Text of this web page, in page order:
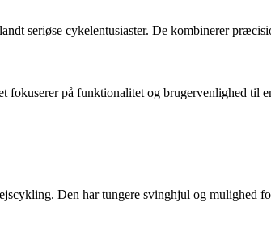
seriøse cykelentusiaster. De kombinerer
på funktionalitet og brugervenlighed til
Den har tungere svinghjul og mulighed